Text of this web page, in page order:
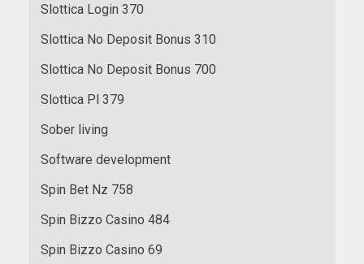
Slottica Login 370
Slottica No Deposit Bonus 310
Slottica No Deposit Bonus 700
Slottica Pl 379
Sober living
Software development
Spin Bet Nz 758
Spin Bizzo Casino 484
Spin Bizzo Casino 69